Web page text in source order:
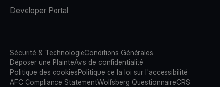
Developer Portal
Sécurité & TechnologieConditions Générales
Déposer une PlainteAvis de confidentialité
Politique des cookiesPolitique de la loi sur l'accessibilité
AFC Compliance StatementWolfsberg QuestionnaireCRS